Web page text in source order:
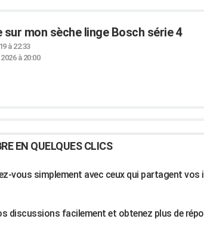
sur mon sèche linge Bosch série 4
à 22:33
à 20:00
EN QUELQUES CLICS
vous simplement avec ceux qui partagent vos
discussions facilement et obtenez plus de